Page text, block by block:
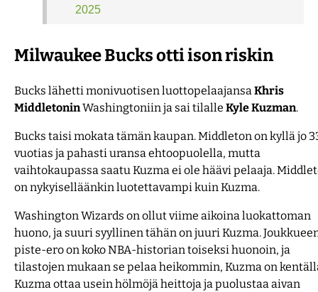
2025
Milwaukee Bucks otti ison riskin
Bucks lähetti monivuotisen luottopelaajansaKhris
MiddletoninWashingtoniin ja sai tilalle KyleKuzman.
Bucks taisi mokata tämän kaupan. Middleton on kyllä jo
vuotias ja pahasti uransa ehtoopuolella, mutta
vaihtokaupassa saatu Kuzma ei ole häävi pelaaja.
on nykyiselläänkin luotettavampi kuin Kuzma.
Washington Wizards on ollut viime aikoina luokattoman
huono, ja suuri syyllinen tähän on juuri Kuzma.
piste-ero on koko NBA-historian toiseksi huonoin, ja
tilastojen mukaan se pelaa heikommin, Kuzma on
Kuzma ottaa usein hölmöjä heittoja ja puolustaa aivan